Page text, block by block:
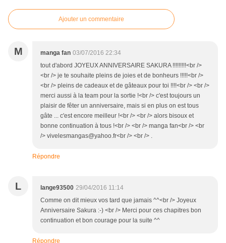
Ajouter un commentaire
M manga fan 03/07/2016 22:34
tout d'abord JOYEUX ANNIVERSAIRE SAKURA !!!!!!!!!<br />
<br /> je te souhaite pleins de joies et de bonheurs !!!!!<br />
<br /> pleins de cadeaux et de gâteaux pour toi !!!!<br /> <br />
merci aussi à la team pour la sortie !<br /> c'est toujours un
plaisir de fêter un anniversaire, mais si en plus on est tous
gâte ... c'est encore meilleur !<br /> <br /> alors bisoux et
bonne continuation à tous !<br /> <br /> manga fan<br /> <br
/> vivelesmangas@yahoo.fr<br /> <br /> .
Répondre
L lange93500 29/04/2016 11:14
Comme on dit mieux vos tard que jamais ^^<br /> Joyeux
Anniversaire Sakura :-) <br /> Merci pour ces chapitres bon
continuation et bon courage pour la suite ^^
Répondre